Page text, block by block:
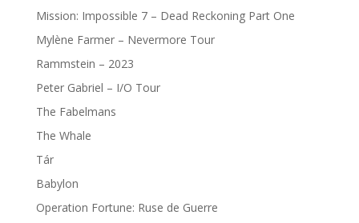
Mission: Impossible 7 – Dead Reckoning Part One
Mylène Farmer – Nevermore Tour
Rammstein – 2023
Peter Gabriel – I/O Tour
The Fabelmans
The Whale
Tár
Babylon
Operation Fortune: Ruse de Guerre